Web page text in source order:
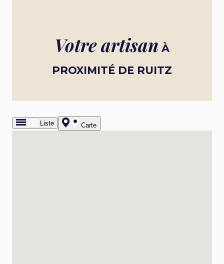
Votre artisan À
PROXIMITÉ DE RUITZ
Liste Carte